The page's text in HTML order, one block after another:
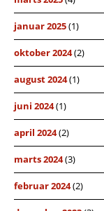
januar 2025(1)
oktober 2024(2)
august 2024(1)
juni 2024(1)
april 2024(2)
marts 2024(3)
februar 2024(2)